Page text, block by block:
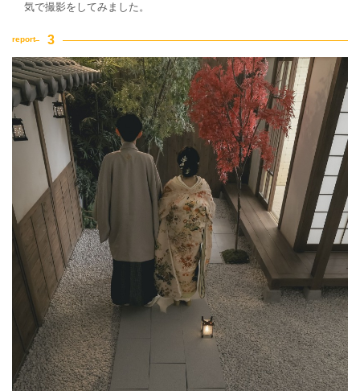
気で撮影をしてみました。